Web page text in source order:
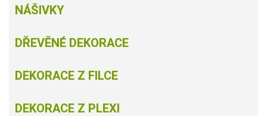
NÁŠIVKY
DŘEVĚNÉ DEKORACE
DEKORACE Z FILCE
DEKORACE Z PLEXI